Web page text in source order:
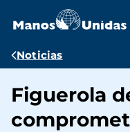
contenido
Ruta
navegación
Noticias
Figuerola